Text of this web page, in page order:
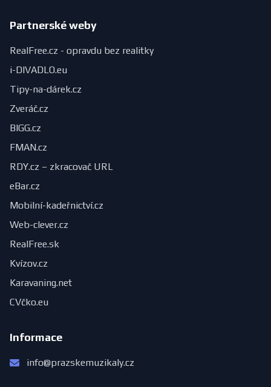
Partnerské weby
RealFree.cz - opravdu bez realitky
i-DIVADLO.eu
Tipy-na-dárek.cz
Zveráč.cz
BIGG.cz
FMAN.cz
RDY.cz – zkracovač URL
eBar.cz
Mobilní-kadeřnictví.cz
Web-clever.cz
RealFree.sk
Kvízov.cz
Karavaning.net
CVčko.eu
Informace
info@prazskemuzikaly.cz